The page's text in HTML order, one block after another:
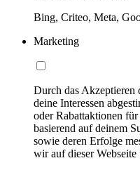
Bing, Criteo, Meta,
Marketing
Durch das Akzeptieren
deine Interessen
oder Rabattaktionen
basierend auf deinem
sowie deren Erfolge
wir auf dieser